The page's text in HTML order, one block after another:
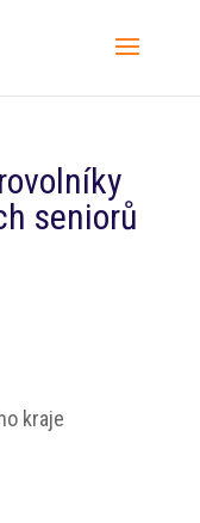
seniorů
kraje